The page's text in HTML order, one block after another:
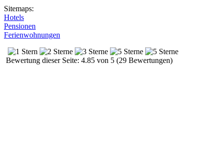
Sitemaps:
Hotels
Pensionen
Ferienwohnungen
Bewertung dieser Seite: 4.85 von 5 (29 Bewertungen)